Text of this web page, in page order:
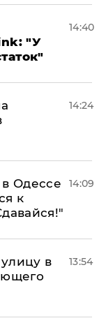
"У
14:40
14:24
Одессе
к
14:09
в
13:54